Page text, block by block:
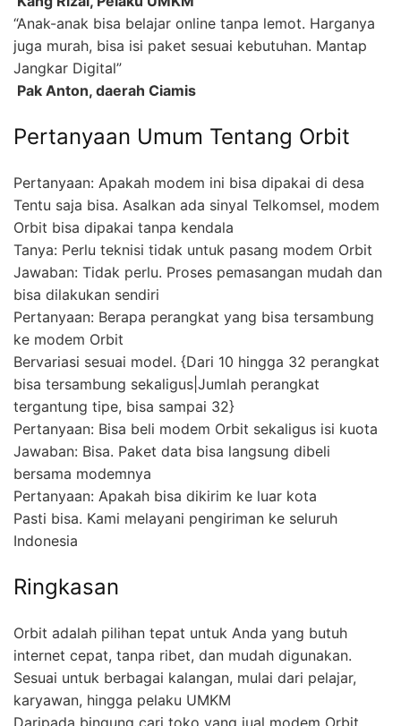
“Anak-anak bisa belajar online tanpa lemot. Harganya
juga murah, bisa isi paket sesuai kebutuhan. Mantap
Jangkar Digital”
 Pak Anton, daerah Ciamis
Pertanyaan Umum Tentang Orbit
Pertanyaan: Apakah modem ini bisa dipakai di desa
Tentu saja bisa. Asalkan ada sinyal Telkomsel, modem
Orbit bisa dipakai tanpa kendala
Tanya: Perlu teknisi tidak untuk pasang modem Orbit
Jawaban: Tidak perlu. Proses pemasangan mudah dan
bisa dilakukan sendiri
Pertanyaan: Berapa perangkat yang bisa tersambung
ke modem Orbit
Bervariasi sesuai model. {Dari 10 hingga 32 perangkat
bisa tersambung sekaligus|Jumlah perangkat
tergantung tipe, bisa sampai 32}
Pertanyaan: Bisa beli modem Orbit sekaligus isi kuota
Jawaban: Bisa. Paket data bisa langsung dibeli
bersama modemnya
Pertanyaan: Apakah bisa dikirim ke luar kota
Pasti bisa. Kami melayani pengiriman ke seluruh
Indonesia
Ringkasan
Orbit adalah pilihan tepat untuk Anda yang butuh
internet cepat, tanpa ribet, dan mudah digunakan.
Sesuai untuk berbagai kalangan, mulai dari pelajar,
karyawan, hingga pelaku UMKM
Daripada bingung cari toko yang jual modem Orbit